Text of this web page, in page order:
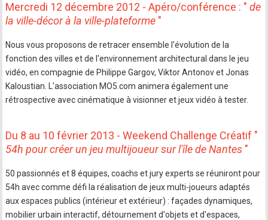
Mercredi 12 décembre 2012 - Apéro/conférence : " de
la ville-décor à la ville-plateforme "
Nous vous proposons de retracer ensemble l'évolution de la
fonction des villes et de l'environnement architectural dans le jeu
vidéo, en compagnie de Philippe Gargov, Viktor Antonov et Jonas
Kaloustian. L'association MO5.com animera également une
rétrospective avec cinématique à visionner et jeux vidéo à tester.
Du 8 au 10 février 2013 - Weekend Challenge Créatif "
54h pour créer un jeu multijoueur sur l'île de Nantes "
50 passionnés et 8 équipes, coachs et jury experts se réuniront pour
54h avec comme défi la réalisation de jeux multi-joueurs adaptés
aux espaces publics (intérieur et extérieur) : façades dynamiques,
mobilier urbain interactif, détournement d'objets et d'espaces,